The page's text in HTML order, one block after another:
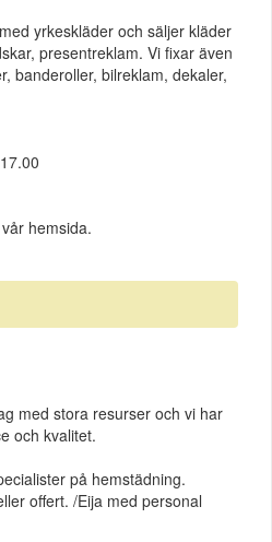
yrkeskläder och säljer kläder
presentreklam. Vi fixar även
banderoller, bilreklam, dekaler,
hemsida.
med stora resurser och vi har
och kvalitet.
på hemstädning.
offert. /Eija med personal